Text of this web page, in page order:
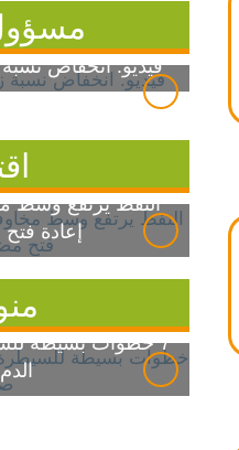
فيديو: انخفاض نسبة
النفط يرتفع وسط
إعادة
7 خطوات بسيطة